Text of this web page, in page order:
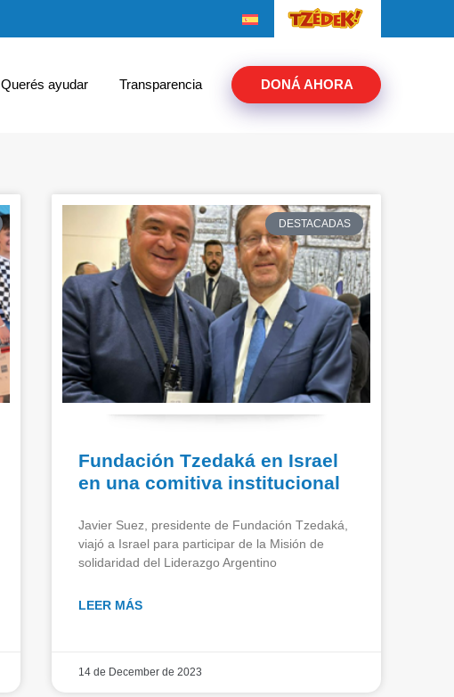
Querés ayudar Transparencia DONÁ AHORA
DESTACADAS
Fundación Tzedaká en Israel
en una comitiva institucional
Javier Suez, presidente de Fundación Tzedaká,
viajó a Israel para participar de la Misión de
solidaridad del Liderazgo Argentino
LEER MÁS
14 de December de 2023